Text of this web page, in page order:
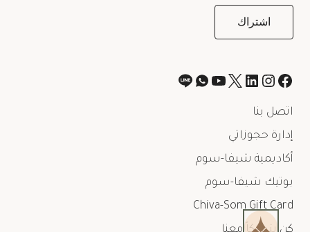
اتصل بنا
إدارة حجوزاتي
أكاديمية شيفا-سوم
بوتيك شيفا-سوم
Chiva-Som Gift Card